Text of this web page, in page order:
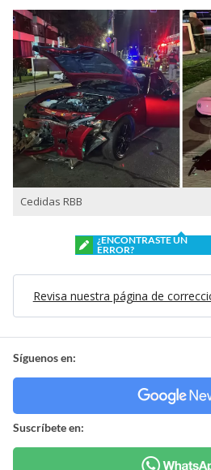
Cedidas RBB
¿ENCONTRASTE UN
ERROR?
Revisa nuestra página de
Síguenos en:
Suscríbete en: